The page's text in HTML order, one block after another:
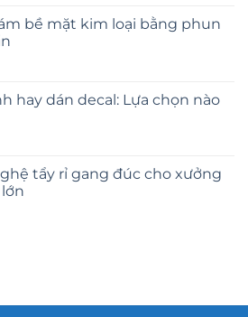
bề mặt kim loại bằng phun
hay dán decal: Lựa chọn nào
tẩy rỉ gang đúc cho xưởng